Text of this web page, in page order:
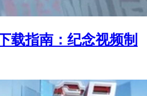
载指南：纪念视频制